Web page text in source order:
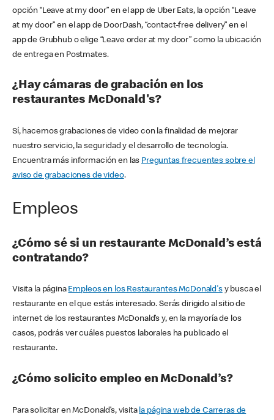
opción “Leave at my door” en el app de Uber Eats, la opción “Leave
at my door” en el app de DoorDash, “contact-free delivery” en el
app de Grubhub o elige “Leave order at my door” como la ubicación
de entrega en Postmates.
¿Hay cámaras de grabación en los
restaurantes McDonald's?
Sí, hacemos grabaciones de video con la finalidad de mejorar
nuestro servicio, la seguridad y el desarrollo de tecnología.
Encuentra más información en las Preguntas frecuentes sobre el
aviso de grabaciones de video.
Empleos
¿Cómo sé si un restaurante McDonald’s está
contratando?
Visita la página Empleos en los Restaurantes McDonald'sy busca el
restaurante en el que estás interesado. Serás dirigido al sitio de
internet de los restaurantes McDonald’s y, en la mayoría de los
casos, podrás ver cuáles puestos laborales ha publicado el
restaurante.
¿Cómo solicito empleo en McDonald’s?
Para solicitar en McDonald’s, visita la página web de Carreras de